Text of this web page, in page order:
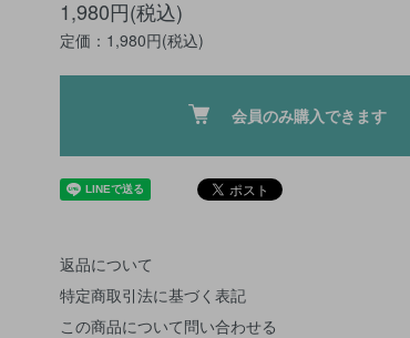
1,980円(税込)
定価：1,980円(税込)
会員のみ購入できます
返品について
特定商取引法に基づく表記
この商品について問い合わせる